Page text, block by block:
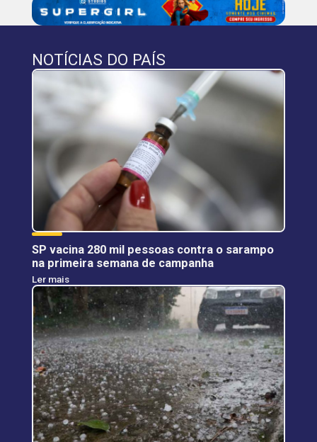
NOTÍCIAS DO PAÍS
SP vacina 280 mil pessoas contra o sarampo
na primeira semana de campanha
Ler mais